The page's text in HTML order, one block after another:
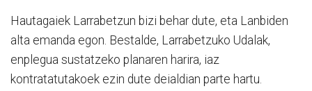
Hautagaiek Larrabetzun bizi behar dute, eta Lanbiden
alta emanda egon. Bestalde, Larrabetzuko Udalak,
enplegua sustatzeko planaren harira, iaz
kontratatutakoek ezin dute deialdian parte hartu.